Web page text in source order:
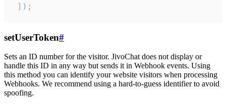
]);
setUserToken#
Sets an ID number for the visitor. JivoChat does not display or
handle this ID in any way but sends it in Webhook events. Using
this method you can identify your website visitors when processing
Webhooks. We recommend using a hard-to-guess identifier to avoid
spoofing.